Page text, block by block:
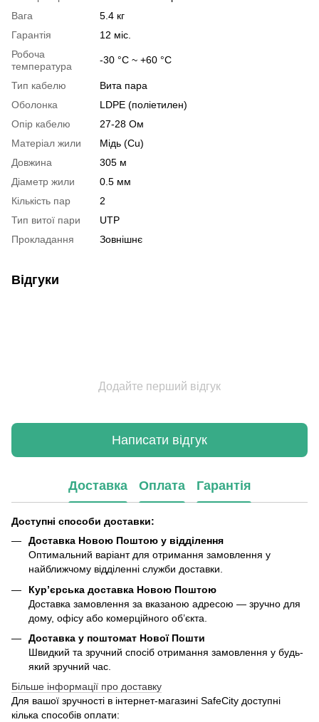
Вага
5.4 кг
Гарантія
12 міс.
Робоча
температура
-30 °C ~ +60 °C
Тип кабелю
Вита пара
Оболонка
LDPE (поліетилен)
Опір кабелю
27-28 Ом
Матеріал жили
Мідь (Cu)
Довжина
305 м
Діаметр жили
0.5 мм
Кількість пар
2
Тип витої пари
UTP
Прокладання
Зовнішнє
Відгуки
Додайте перший відгук
Написати відгук
Доставка Оплата Гарантія
Доступні способи доставки:
Доставка Новою Поштою у відділення
Оптимальний варіант для отримання замовлення у
найближчому відділенні служби доставки.
Кур’єрська доставка Новою Поштою
Доставка замовлення за вказаною адресою — зручно для
дому, офісу або комерційного об’єкта.
Доставка у поштомат Нової Пошти
Швидкий та зручний спосіб отримання замовлення у будь-
який зручний час.
Більше інформації про доставку
Для вашої зручності в інтернет-магазині SafeCity доступні
кілька способів оплати: